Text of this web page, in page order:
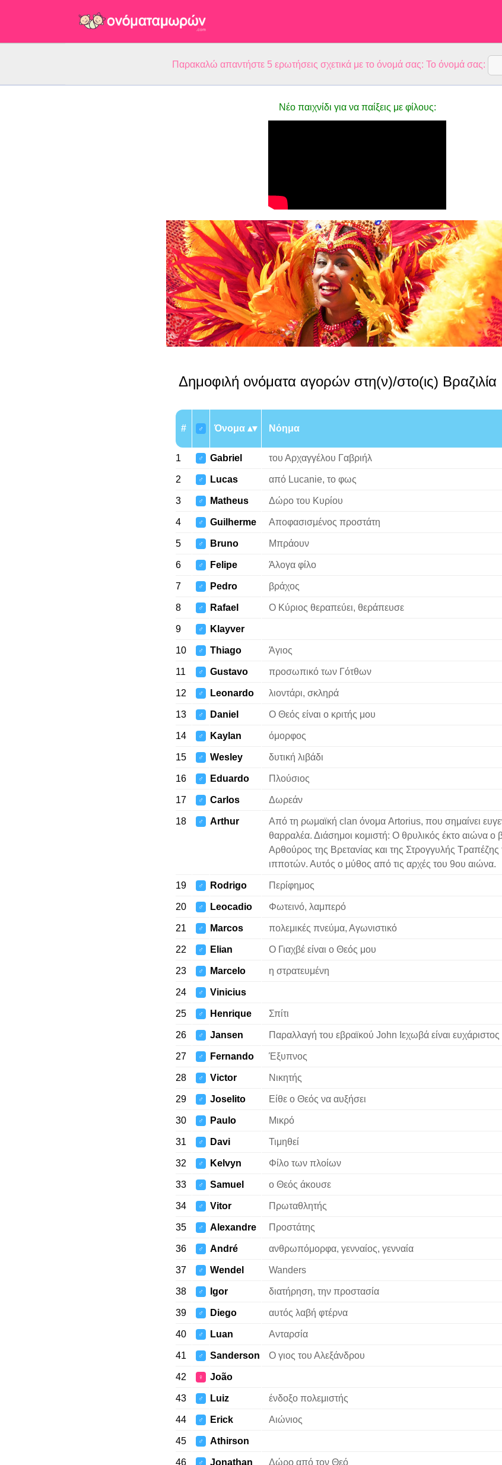
Παρακαλώ απαντήστε 5 ερωτήσεις σχετικά με το όνομά σας: Το όνομά σας:
Νέο παιχνίδι για να παίξεις με φίλους:
Δημοφιλή ονόματα αγορών στη(ν)/στο(ις) Βραζιλία
# ♂ Όνομα Νόημα
1 ♂ Gabriel του Αρχαγγέλου Γαβριήλ
2 ♂ Lucas από Lucanie, το φως
3 ♂ Matheus Δώρο του Κυρίου
4 ♂ Guilherme Αποφασισμένος προστάτη
5 ♂ Bruno Μπράουν
6 ♂ Felipe Άλογα φίλο
7 ♂ Pedro βράχος
8 ♂ Rafael Ο Κύριος θεραπεύει, θεράπευσε
9 ♂ Klayver
10 ♂ Thiago Άγιος
11 ♂ Gustavo προσωπικό των Γότθων
12 ♂ Leonardo λιοντάρι, σκληρά
13 ♂ Daniel Ο Θεός είναι ο κριτής μου
14 ♂ Kaylan όμορφος
15 ♂ Wesley δυτική λιβάδι
16 ♂ Eduardo Πλούσιος
17 ♂ Carlos Δωρεάν
18 ♂ Arthur
Από τη ρωμαϊκή clan όνομα Artorius, που σημαίνει
θαρραλέα. Διάσημοι κομιστή: Ο θρυλικός έκτο αιώνα ο
Αρθούρος της Βρετανίας και της Στρογγυλής Τραπέζης
ιπποτών. Αυτός ο μύθος από τις αρχές του 9ου αιώνα.
19 ♂ Rodrigo Περίφημος
20 ♂ Leocadio Φωτεινό, λαμπερό
21 ♂ Marcos πολεμικές πνεύμα, Αγωνιστικό
22 ♂ Elian Ο Γιαχβέ είναι ο Θεός μου
23 ♂ Marcelo η στρατευμένη
24 ♂ Vinicius
25 ♂ Henrique Σπίτι
26 ♂ Jansen Παραλλαγή του εβραϊκού John Ιεχωβά είναι ευχάριστος
27 ♂ Fernando Έξυπνος
28 ♂ Victor Νικητής
29 ♂ Joselito Είθε ο Θεός να αυξήσει
30 ♂ Paulo Μικρό
31 ♂ Davi Τιμηθεί
32 ♂ Kelvyn Φίλο των πλοίων
33 ♂ Samuel ο Θεός άκουσε
34 ♂ Vitor Πρωταθλητής
35 ♂ Alexandre Προστάτης
36 ♂ André ανθρωπόμορφα, γενναίος, γενναία
37 ♂ Wendel Wanders
38 ♂ Igor διατήρηση, την προστασία
39 ♂ Diego αυτός λαβή φτέρνα
40 ♂ Luan Ανταρσία
41 ♂ Sanderson Ο γιος του Αλεξάνδρου
42 ♀ João
43 ♂ Luiz ένδοξο πολεμιστής
44 ♂ Erick Αιώνιος
45 ♂ Athirson
46 ♂ Jonathan Δώρο από τον Θεό